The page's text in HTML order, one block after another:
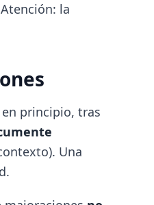
la
en principio, tras
Una